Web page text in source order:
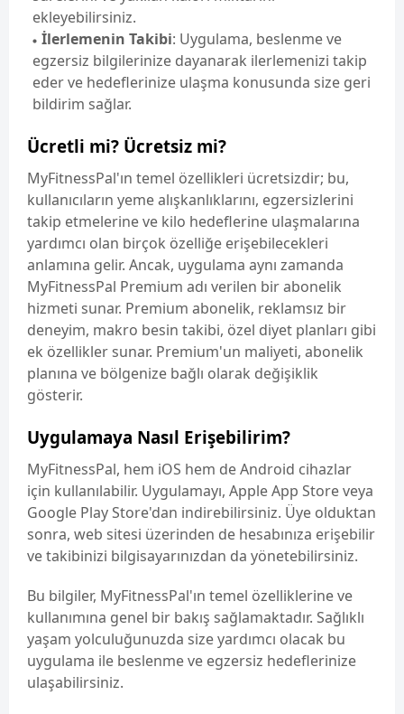
ekleyebilirsiniz.
İlerlemenin Takibi: Uygulama, beslenme ve
egzersiz bilgilerinize dayanarak ilerlemenizi takip
eder ve hedeflerinize ulaşma konusunda size geri
bildirim sağlar.
Ücretli mi? Ücretsiz mi?
MyFitnessPal'ın temel özellikleri ücretsizdir; bu,
kullanıcıların yeme alışkanlıklarını, egzersizlerini
takip etmelerine ve kilo hedeflerine ulaşmalarına
yardımcı olan birçok özelliğe erişebilecekleri
anlamına gelir. Ancak, uygulama aynı zamanda
MyFitnessPal Premium adı verilen bir abonelik
hizmeti sunar. Premium abonelik, reklamsız bir
deneyim, makro besin takibi, özel diyet planları gibi
ek özellikler sunar. Premium'un maliyeti, abonelik
planına ve bölgenize bağlı olarak değişiklik
gösterir.
Uygulamaya Nasıl Erişebilirim?
MyFitnessPal, hem iOS hem de Android cihazlar
için kullanılabilir. Uygulamayı, Apple App Store veya
Google Play Store'dan indirebilirsiniz. Üye olduktan
sonra, web sitesi üzerinden de hesabınıza erişebilir
ve takibinizi bilgisayarınızdan da yönetebilirsiniz.
Bu bilgiler, MyFitnessPal'ın temel özelliklerine ve
kullanımına genel bir bakış sağlamaktadır. Sağlıklı
yaşam yolculuğunuzda size yardımcı olacak bu
uygulama ile beslenme ve egzersiz hedeflerinize
ulaşabilirsiniz.